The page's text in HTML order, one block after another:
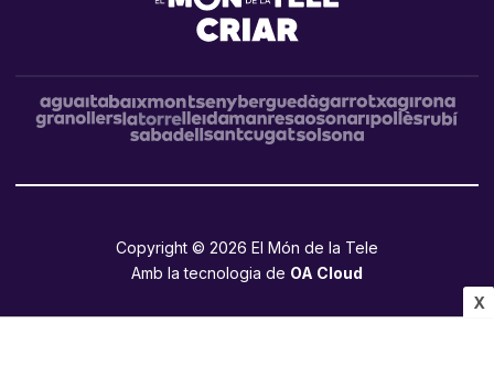
X
Copyright © 2026 El Món de la Tele
Amb la tecnologia de OA Cloud